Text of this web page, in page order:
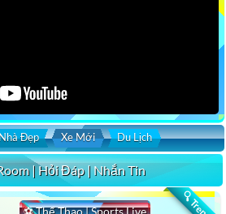
Đẹp Xe Mới Du Lịch
| Hỏi Đáp | Nhắn Tin